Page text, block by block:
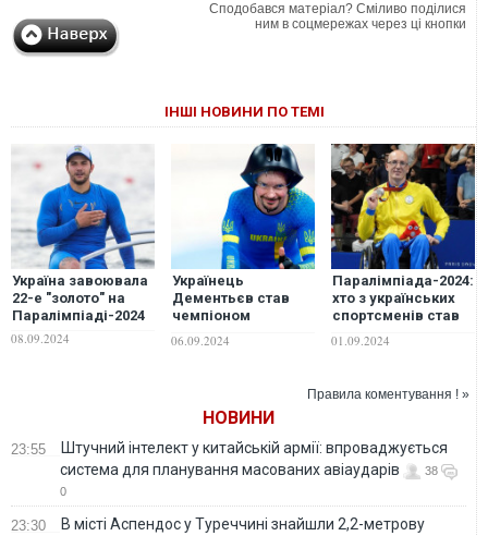
Сподобався матеріал? Сміливо поділися
ним в соцмережах через ці кнопки
ІНШІ НОВИНИ ПО ТЕМІ
Україна завоювала
22-е "золото" на
Паралімпіаді-2024
08.09.2024
Українець
Дементьєв став
чемпіоном
Паралімпіади-2024:
у нього вже
06.09.2024
Паралімпіада-2024:
хто з українських
спортсменів став
володарем
медалей
01.09.2024
Правила коментування ! »
НОВИНИ
23:55
Штучний інтелект у китайській армії: впроваджується
система для планування масованих авіаударів
38
0
23:30
В місті Аспендос у Туреччині знайшли 2,2-метрову